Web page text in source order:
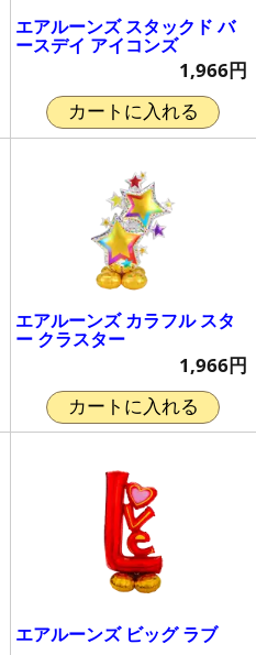
エアルーンズ スタックド バ
ースデイ アイコンズ
1,966円
カートに入れる
エアルーンズ カラフル スタ
ー クラスター
1,966円
カートに入れる
エアルーンズ ビッグ ラブ